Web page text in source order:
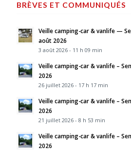
BRÈVES ET COMMUNIQUÉS
Veille camping-car & vanlife —
août 2026
3 août 2026 - 11 h 09 min
Veille camping-car & vanlife –
2026
26 juillet 2026 - 17 h 17 min
Veille camping-car & vanlife –
2026
21 juillet 2026 - 8 h 53 min
Veille camping-car & vanlife –
2026